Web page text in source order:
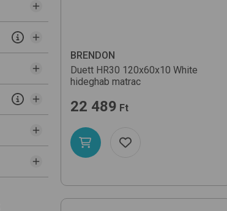
BRENDON
Duett HR30 120x60x10 White
hideghab matrac
22 489 Ft